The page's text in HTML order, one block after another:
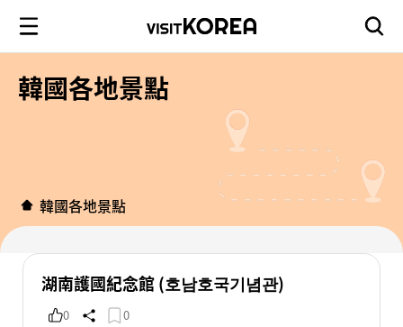
韓國各地景點
韓國各地景點
湖南護國紀念館 (호남호국기념관)
0 0